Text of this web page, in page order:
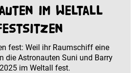
im Weltall
fest: Weil ihr Raumschiff eine
die Astronauten Suni und Barry
im Weltall fest.